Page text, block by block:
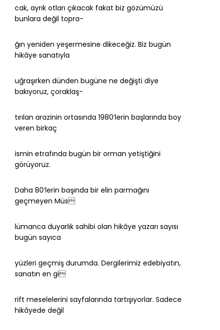
cak, ayrık otları çıkacak fakat biz gözümüzü
bunlara değil topra-
ğın yeniden yeşermesine dikeceğiz. Biz bugün
hikâye sanatıyla
uğraşırken dünden bugüne ne değişti diye
bakıyoruz, çoraklaş-
tırılan arazinin ortasında 1980’lerin başlarında boy
veren birkaç
ismin etrafında bugün bir orman yetiştiğini
görüyoruz.
Daha 80’lerin başında bir elin parmağını
geçmeyen Müs
lümanca duyarlık sahibi olan hikâye yazarı sayısı
bugün sayıca
yüzleri geçmiş durumda. Dergilerimiz edebiyatın,
sanatın en gi
rift meselelerini sayfalarında tartışıyorlar. Sadece
hikâyede değil